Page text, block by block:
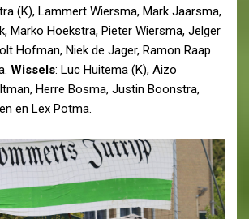
(K), Lammert Wiersma, Mark Jaarsma,
Marko Hoekstra, Pieter Wiersma, Jelger
Hofman, Niek de Jager, Ramon Raap
Wissels: Luc Huitema (K), Aizo
Herre Bosma, Justin Boonstra,
en Lex Potma.